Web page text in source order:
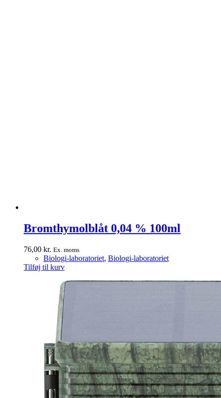
Bromthymolblåt 0,04 % 100ml
76,00 kr. Ex. moms
Biologi-laboratoriet, Biologi-laboratoriet
Tilføj til kurv